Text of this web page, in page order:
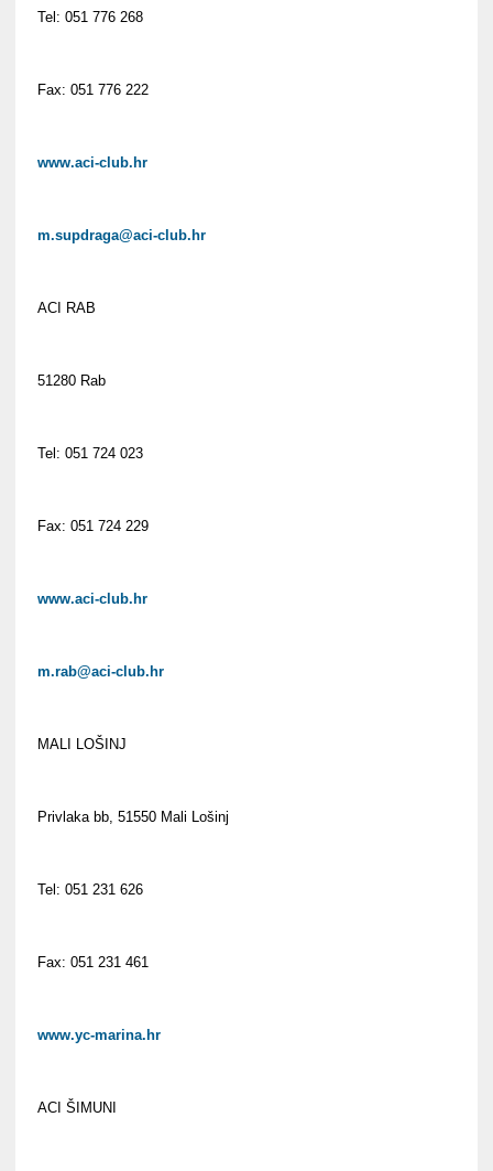
Tel: 051 776 268
Fax: 051 776 222
www.aci-club.hr
m.supdraga@aci-club.hr
ACI RAB
51280 Rab
Tel: 051 724 023
Fax: 051 724 229
www.aci-club.hr
m.rab@aci-club.hr
MALI LOŠINJ
Privlaka bb, 51550 Mali Lošinj
Tel: 051 231 626
Fax: 051 231 461
www.yc-marina.hr
ACI ŠIMUNI